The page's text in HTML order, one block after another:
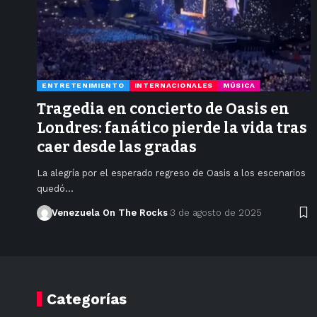
ENTRETENIMIENTO INTERNACIONALES MÚSICA
Tragedia en concierto de Oasis en
Londres: fanático pierde la vida tras
caer desde las gradas
La alegría por el esperado regreso de Oasis a los escenarios
quedó…
Venezuela On The Rocks 3 de agosto de 2025
Categorías